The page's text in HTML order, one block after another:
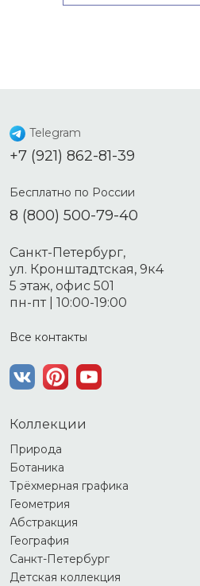
Telegram
+7 (921) 862-81-39
Бесплатно по России
8 (800) 500-79-40
Санкт-Петербург,
ул. Кронштадтская, 9к4
5 этаж, офис 501
пн-пт | 10:00-19:00
Все контакты
Коллекции
Природа
Ботаника
Трёхмерная графика
Геометрия
Абстракция
География
Санкт-Петербург
Детская коллекция